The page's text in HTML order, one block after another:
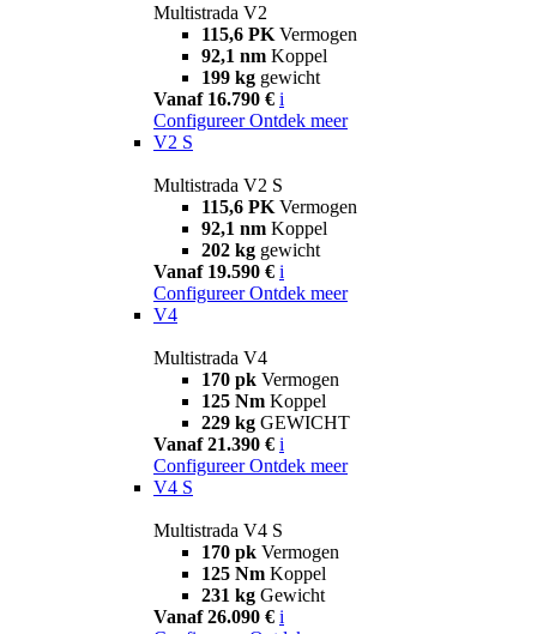
Multistrada V2
115,6 PK Vermogen
92,1 nm Koppel
199 kg gewicht
Vanaf 16.790 € i
Configureer Ontdek meer
V2 S
Multistrada V2 S
115,6 PK Vermogen
92,1 nm Koppel
202 kg gewicht
Vanaf 19.590 € i
Configureer Ontdek meer
V4
Multistrada V4
170 pk Vermogen
125 Nm Koppel
229 kg GEWICHT
Vanaf 21.390 € i
Configureer Ontdek meer
V4 S
Multistrada V4 S
170 pk Vermogen
125 Nm Koppel
231 kg Gewicht
Vanaf 26.090 € i